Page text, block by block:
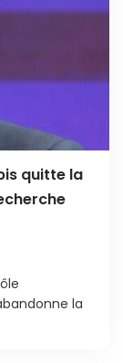
quitte la
la